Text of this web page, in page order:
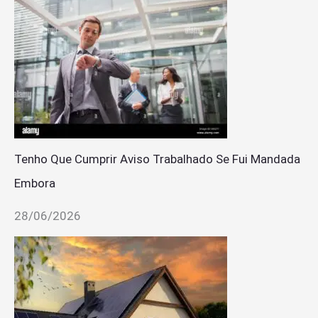
Tenho Que Cumprir Aviso Trabalhado Se Fui Mandada
Embora
28/06/2026